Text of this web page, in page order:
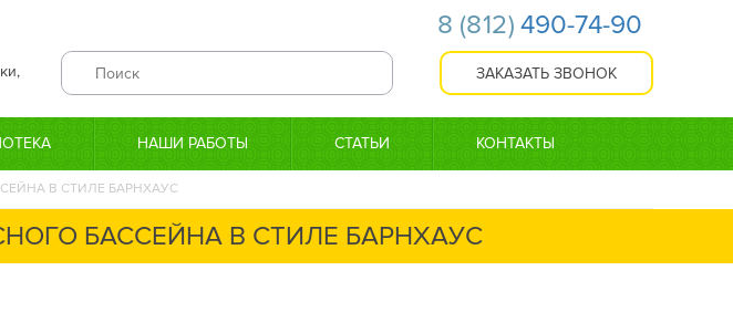
8 (812) 490-74-90
НАШИ РАБОТЫ СТАТЬИ КОНТАКТЫ
В СТИЛЕ БАРНХАУС
БАССЕЙНА В СТИЛЕ БАРНХАУС